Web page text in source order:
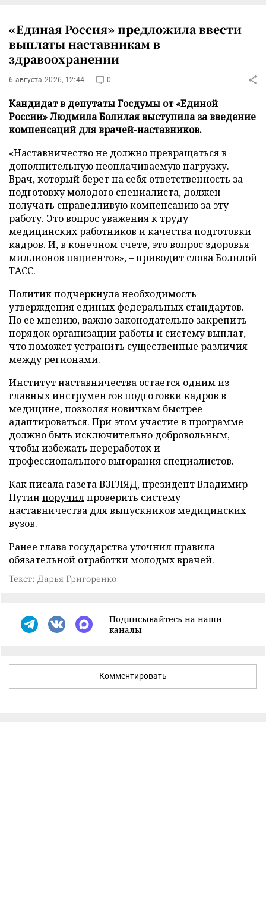
«Единая Россия» предложила ввести
выплаты наставникам в
здравоохранении
6 августа 2026, 12:44 0
Кандидат в депутаты Госдумы от «Единой
России» Людмила Болилая выступила за введение
компенсаций для врачей-наставников.
«Наставничество не должно превращаться в
дополнительную неоплачиваемую нагрузку.
Врач, который берет на себя ответственность за
подготовку молодого специалиста, должен
получать справедливую компенсацию за эту
работу. Это вопрос уважения к труду
медицинских работников и качества подготовки
кадров. И, в конечном счете, это вопрос здоровья
миллионов пациентов», – приводит слова Болилой
ТАСС.
Политик подчеркнула необходимость
утверждения единых федеральных стандартов.
По ее мнению, важно законодательно закрепить
порядок организации работы и систему выплат,
что поможет устранить существенные различия
между регионами.
Институт наставничества остается одним из
главных инструментов подготовки кадров в
медицине, позволяя новичкам быстрее
адаптироваться. При этом участие в программе
должно быть исключительно добровольным,
чтобы избежать переработок и
профессионального выгорания специалистов.
Как писала газета ВЗГЛЯД, президент Владимир
Путин поручилпроверить систему
наставничества для выпускников медицинских
вузов.
Ранее глава государствауточнилправила
обязательной отработки молодых врачей.
Текст: Дарья Григоренко
Подписывайтесь на наши
каналы
Комментировать